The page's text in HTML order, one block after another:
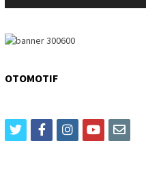
OTOMOTIF
twitterfacebookinstagram
youtubeemail